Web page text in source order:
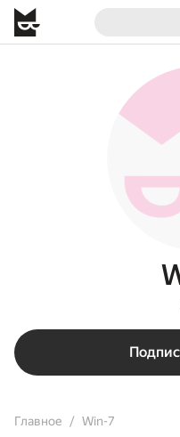
Главное Win-7